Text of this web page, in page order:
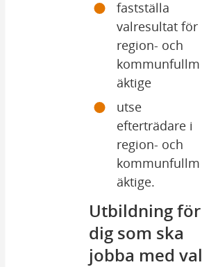
fastställa
valresultat för
region- och
kommunfullm
äktige
utse
efterträdare i
region- och
kommunfullm
äktige.
Utbildning för
dig som ska
jobba med val